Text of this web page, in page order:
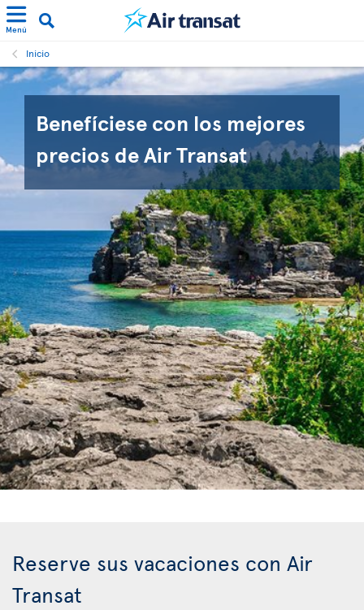
Menú
Inicio
Benefíciese con los mejores
precios de Air Transat
Reserve sus vacaciones con Air
Transat